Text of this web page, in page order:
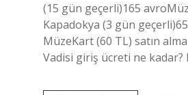
(15 gün geçerli)165
Kapadokya (3 gün
MüzeKart (60 TL) satın
Vadisi giriş ücreti ne kadar?